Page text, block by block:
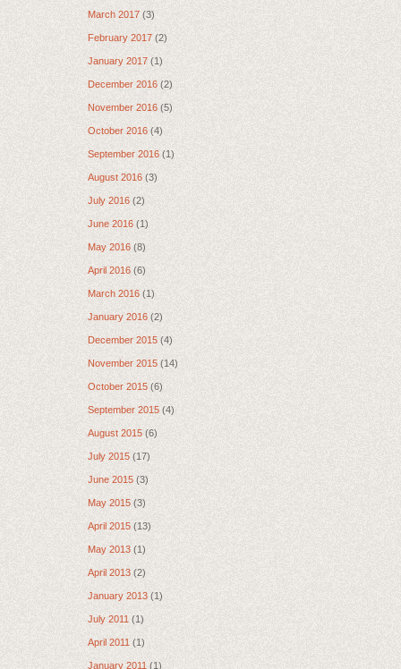
March 2017 (3)
February 2017 (2)
January 2017 (1)
December 2016 (2)
November 2016 (5)
October 2016 (4)
September 2016 (1)
August 2016 (3)
July 2016 (2)
June 2016 (1)
May 2016 (8)
April 2016 (6)
March 2016 (1)
January 2016 (2)
December 2015 (4)
November 2015 (14)
October 2015 (6)
September 2015 (4)
August 2015 (6)
July 2015 (17)
June 2015 (3)
May 2015 (3)
April 2015 (13)
May 2013 (1)
April 2013 (2)
January 2013 (1)
July 2011 (1)
April 2011 (1)
January 2011 (1)